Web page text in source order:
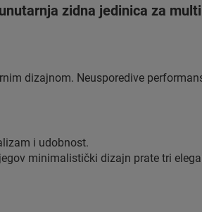
zidna jedinica za
dizajnom. Neusporedive
i udobnost.
minimalistički dizajn prate tri